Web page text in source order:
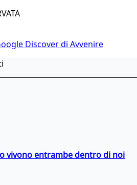
Discover di Avvenire
vivono entrambe dentro di noi